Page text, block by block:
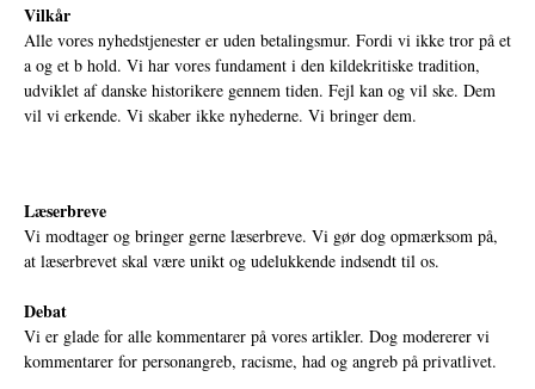
Vilkår
Alle vores nyhedstjenester er uden betalingsmur. Fordi vi ikke tror på et
a og et b hold. Vi har vores fundament i den kildekritiske tradition,
udviklet af danske historikere gennem tiden. Fejl kan og vil ske. Dem
vil vi erkende. Vi skaber ikke nyhederne. Vi bringer dem.
Læserbreve
Vi modtager og bringer gerne læserbreve. Vi gør dog opmærksom på,
at læserbrevet skal være unikt og udelukkende indsendt til os.
Debat
Vi er glade for alle kommentarer på vores artikler. Dog modererer vi
kommentarer for personangreb, racisme, had og angreb på privatlivet.